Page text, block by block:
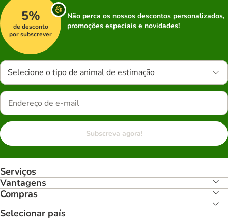
5%
de desconto
por subscrever
Não perca os nossos descontos personalizados,
promoções especiais e novidades!
Selecione o tipo de animal de estimação
Subscreva agora!
Serviços
Vantagens
Compras
Selecionar país